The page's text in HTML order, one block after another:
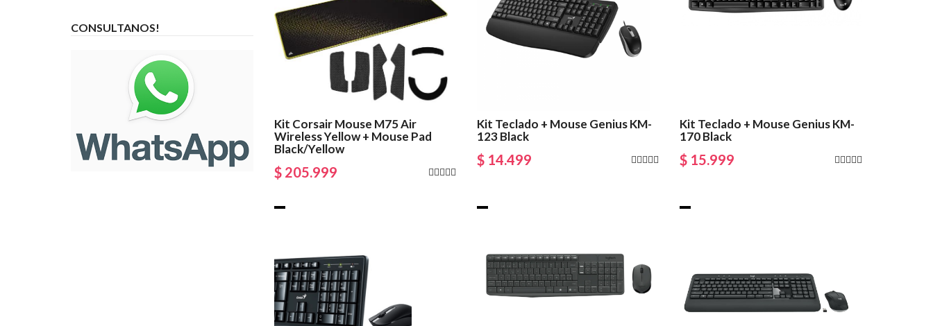
CONSULTANOS!
Kit Corsair Mouse M75 Air
Wireless Yellow + Mouse Pad
Black/Yellow
$ 205.999
Kit Teclado + Mouse Genius KM-
123 Black
$ 14.499
Kit Teclado + Mouse Genius KM-
170 Black
$ 15.999